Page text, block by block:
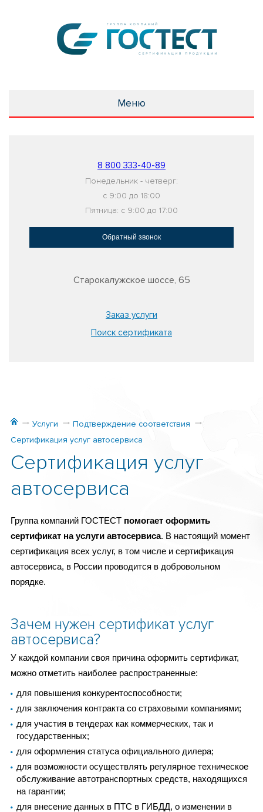
Меню
8 800 333-40-89
Понедельник - четверг:
с 9:00 до 18:00
Пятница: с 9:00 до 17:00
Обратный звонок
Старокалужское шоссе, 65
Заказ услуги
Поиск сертификата
Услуги
Подтверждение соответствия
Сертификация услуг автосервиса
Сертификация услуг
автосервиса
Группа компаний ГОСТЕСТ помогает оформить
сертификат на услуги автосервиса. В настоящий момент
сертификация всех услуг, в том числе и сертификация
автосервиса, в России проводится в добровольном
порядке.
Зачем нужен сертификат услуг
автосервиса?
У каждой компании своя причина оформить сертификат,
можно отметить наиболее распространенные:
для повышения конкурентоспособности;
для заключения контракта со страховыми компаниями;
для участия в тендерах как коммерческих, так и
государственных;
для оформления статуса официального дилера;
для возможности осуществлять регулярное техническое
обслуживание автотранспортных средств, находящихся
на гарантии;
для внесение данных в ПТС в ГИБДД, о изменении в